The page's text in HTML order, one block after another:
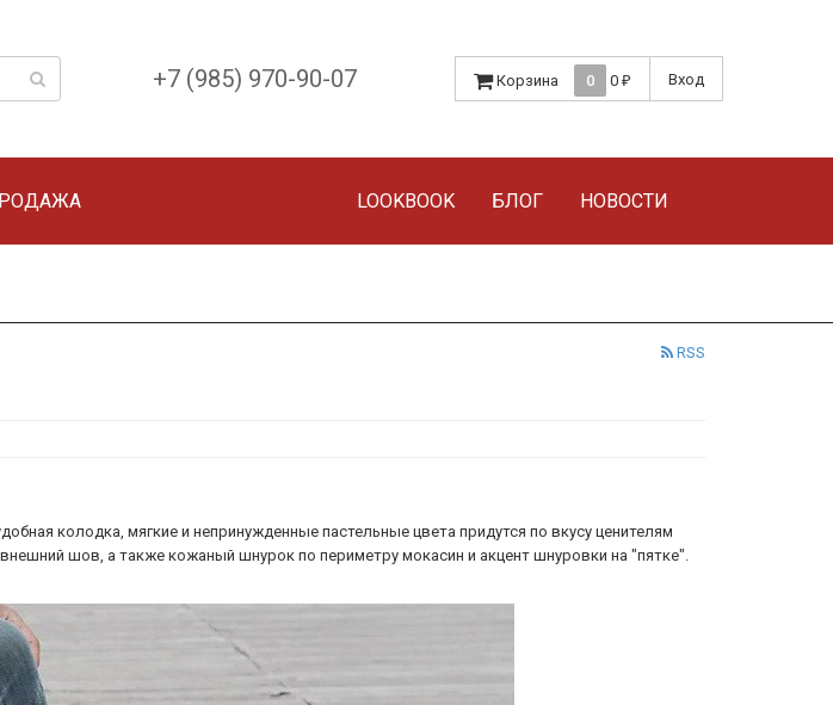
+7 (985) 970-90-07 Корзина 0 0 ₽ Вход
LOOKBOOK БЛОГ НОВОСТИ
RSS
колодка, мягкие и непринужденные пастельные цвета придутся по вкусу ценителям
шов, а также кожаный шнурок по периметру мокасин и акцент шнуровки на "пятке".